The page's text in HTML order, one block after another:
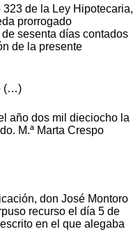
de la Ley Hipotecaria,
prorrogado
sesenta días contados
de la presente
(…)
año dos mil dieciocho la
M.ª Marta Crespo
don José Montoro
recurso el día 5 de
en el que alegaba